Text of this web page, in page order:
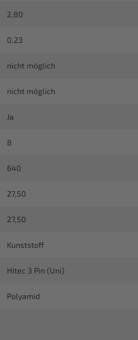
2,80
0,23
nicht möglich
nicht möglich
Ja
8
640
27,50
27,50
Kunststoff
Hitec 3 Pin (Uni)
Polyamid